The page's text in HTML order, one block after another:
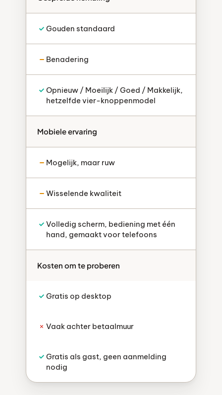
Gouden standaard
Benadering
Opnieuw / Moeilijk / Goed / Makkelijk,
hetzelfde vier-knoppenmodel
Mobiele ervaring
Mogelijk, maar ruw
Wisselende kwaliteit
Volledig scherm, bediening met één
hand, gemaakt voor telefoons
Kosten om te proberen
Gratis op desktop
Vaak achter betaalmuur
Gratis als gast, geen aanmelding
nodig